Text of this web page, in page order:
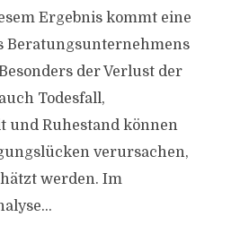
Ergebnis kommt eine
Beratungsunternehmens
der Verlust der
Todesfall,
und Ruhestand können
verursachen,
werden. Im